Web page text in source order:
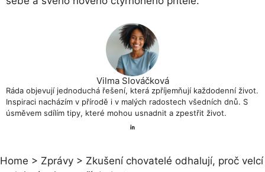
Vilma Slováčková
Ráda objevují jednoduchá řešení, která zpříjemňují každodenní život.
Inspiraci nacházím v přírodě i v malých radostech všedních dnů. S
úsměvem sdílím tipy, které mohou usnadnit a zpestřit život.
Home > Zprávy > Zkušení chovatelé odhalují, proč velcí